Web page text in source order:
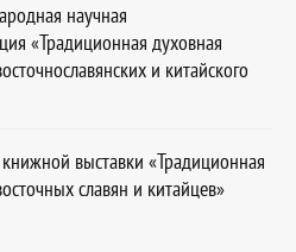
научная
«Традиционная духовная
и китайского
выставки «Традиционная
славян и китайцев»